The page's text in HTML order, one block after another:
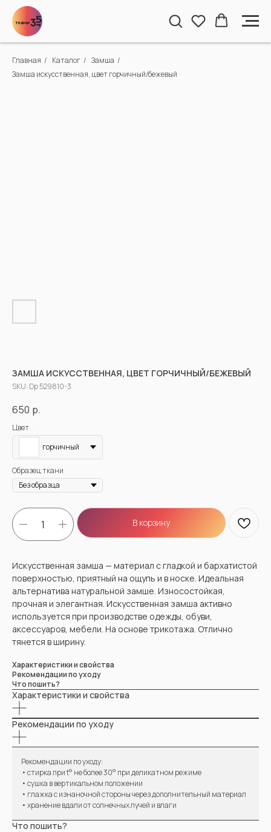
Главная / Каталог / Замша /
Замша искусственная, цвет горчичный/бежевый
ЗАМША ИСКУССТВЕННАЯ, ЦВЕТ ГОРЧИЧНЫЙ/БЕЖЕВЫЙ
SKU: Dp 529810-3
650 р.
Цвет
горчичный
Образец ткани
В корзину
Искусственная замша — материал с гладкой и бархатистой
поверхностью, приятный на ощупь и в носке. Идеальная
альтернатива натуральной замше. Износостойкая,
прочная и элегантная. Искусственная замша активно
используется при производстве одежды, обуви,
аксессуаров, мебели. На основе трикотажа. Отлично
тянется в ширину.
Характеристики и свойства
Рекомендации по уходу
Что пошить?
Характеристики и свойства
Рекомендации по уходу
Рекомендации по уходу:
• стирка при t° не более 30° при деликатном режиме
• сушка в вертикальном положении
• глажка с изнаночной стороны через дополнительный материал
• хранение вдали от солнечных лучей и влаги
Что пошить?
ВАМ МОЖЕТ ПОНРАВИТЬСЯ